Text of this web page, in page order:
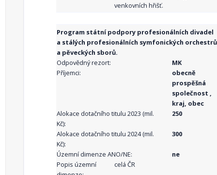
venkovních hřišť.
Program státní podpory profesionálních divadel
a stálých profesionálních symfonických orchestrů
a pěveckých sborů.
Odpovědný rezort:
MK
Příjemci:
obecně
prospěšná
společnost ,
kraj, obec
Alokace dotačního titulu 2023 (mil.
Kč):
250
Alokace dotačního titulu 2024 (mil.
Kč):
300
Územní dimenze ANO/NE:
ne
Popis územní
celá ČR